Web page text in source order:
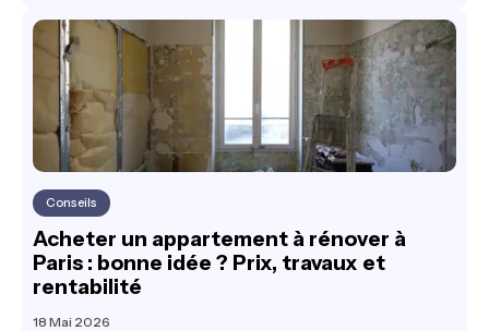
Conseils
Acheter un appartement à rénover à
Paris : bonne idée ? Prix, travaux et
rentabilité
18 Mai 2026